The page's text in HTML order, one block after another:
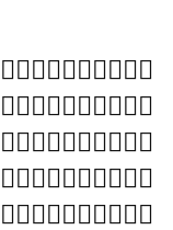
𞨀
𞨁
𞨂
𞨃
𞨄
𞨅
𞨆
𞨇
𞨈
𞨉
𞨞
𞨟
𞨠
𞨡
𞨢
𞨣
𞨤
𞨥
𞨦
𞨧
𞨼
𞨽
𞨾
𞨿
𞩀
𞩁
𞩂
𞩃
𞩄
𞩅
𞩚
𞩛
𞩜
𞩝
𞩞
𞩟
𞩠
𞩡
𞩢
𞩣
𞩸
𞩹
𞩺
𞩻
𞩼
𞩽
𞩾
𞩿
𞪀
𞪁